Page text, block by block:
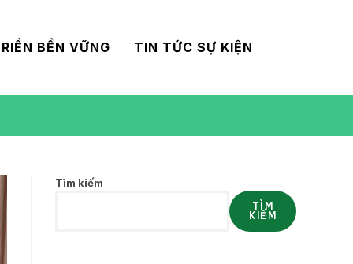
BỀN VỮNG TIN TỨC SỰ KIỆN
Tìm kiếm
TÌM
KIẾM